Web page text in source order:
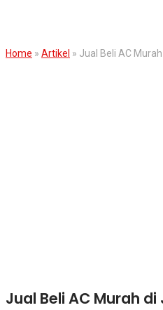
Home » Artikel » Jual Beli AC
Jual Beli AC Murah